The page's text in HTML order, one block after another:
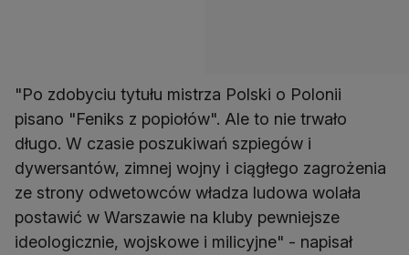
"Po zdobyciu tytułu mistrza Polski o Polonii
pisano "Feniks z popiołów". Ale to nie trwało
długo. W czasie poszukiwań szpiegów i
dywersantów, zimnej wojny i ciągłego zagrożenia
ze strony odwetowców władza ludowa wolała
postawić w Warszawie na kluby pewniejsze
ideologicznie, wojskowe i milicyjne" - napisał